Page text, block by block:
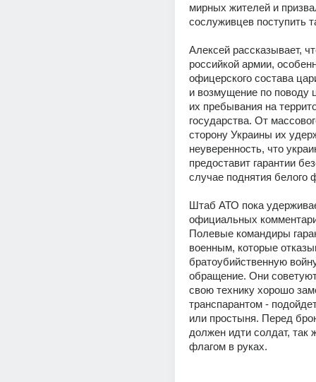
мирных жителей и
сослуживцев поступить
Алексей рассказывает,
российкой армии,
офицерского состава
и возмущение по поводу
их пребывания на
государства. От
сторону Украины их
неуверенность, что
предоставит гарантии
случае поднятия белого
Штаб АТО пока
официальных
Полевые командиры
военным, которые
братоубийственную
обращение. Они
свою технику хорошо
транспарантом -
или простыня. Перед
должен идти солдат, так
флагом в руках.